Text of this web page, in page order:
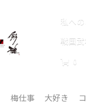
私へ
戦国
0
梅仕事 大好き